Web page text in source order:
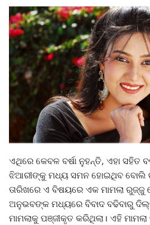
ଏଥିରେ କେବଳ ବର୍ଷା ନୁହନ୍ତି, ଏହା ସହିତ
ଝିଆରୀଙ୍କୁ ମଧ୍ୟ ସମନ ହୋଇଥିବ ବୋଲି
ତାରିଖରେ ଏ ବିଷୟରେ ଏକ ମାମଲା ରୁଜ୍ଜୁ
ଅନୁଭବଙ୍କ ମଧ୍ୟରେ ବିବାଦ ବଢିବାରୁ
ମାମଲାକୁ ପଞ୍ଜୀକୃତ କରିଥିଲା। ଏହି